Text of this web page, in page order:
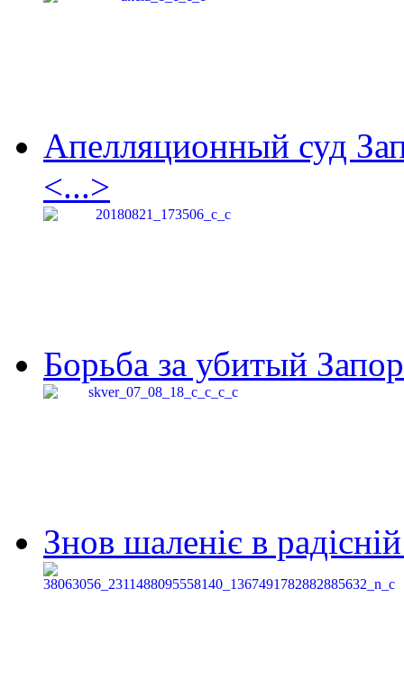
Апелляционный суд
<...>
Борьба за убитый
Знов шаленіє в